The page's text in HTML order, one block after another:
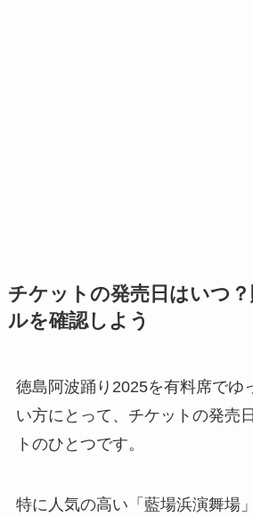
チケットの発売日はいつ
ルを確認しよう
徳島阿波踊り2025を有料席でゆ
い方にとって、チケットの発売
トのひとつです。
特に人気の高い「藍場浜演舞場